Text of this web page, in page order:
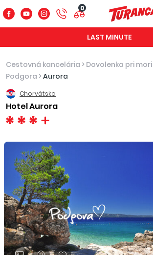
0
LAST MINUTE
Cestovná kancelária > Dovolenka pri mori
Podgora >Aurora
Chorvátsko
Hotel Aurora